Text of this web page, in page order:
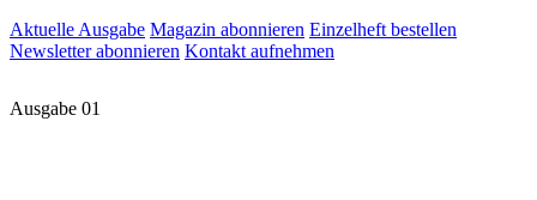
Aktuelle Ausgabe Magazin abonnieren Einzelheft bestellen
Newsletter abonnieren Kontakt aufnehmen
Ausgabe 01